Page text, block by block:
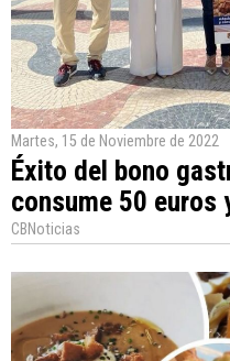
Martes, 15 de Noviembre de 2022
Éxito del bono
consume 50 euros
CBNoticias